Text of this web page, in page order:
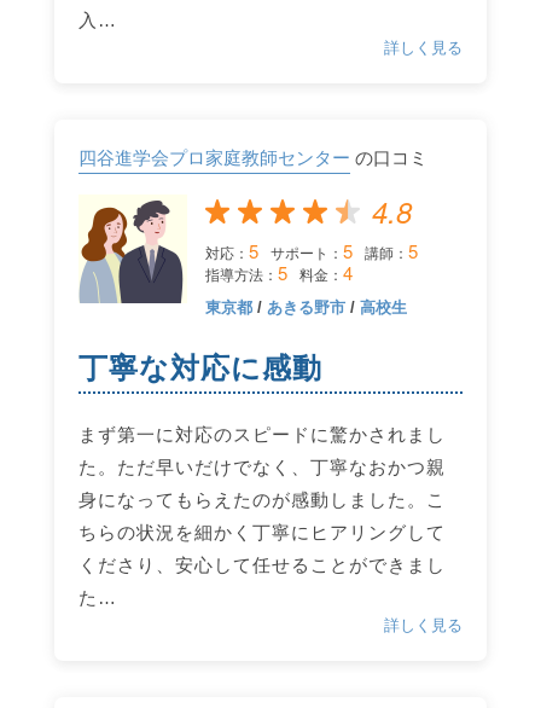
入…
詳しく見る
四谷進学会プロ家庭教師センター の口コミ
4.8
対応： 5 サポート： 5 講師： 5
指導方法： 5 料金： 4
東京都/ あきる野市/ 高校生
丁寧な対応に感動
まず第一に対応のスピードに驚かされまし
た。ただ早いだけでなく、丁寧なおかつ親
身になってもらえたのが感動しました。こ
ちらの状況を細かく丁寧にヒアリングして
くださり、安心して任せることができまし
た…
詳しく見る